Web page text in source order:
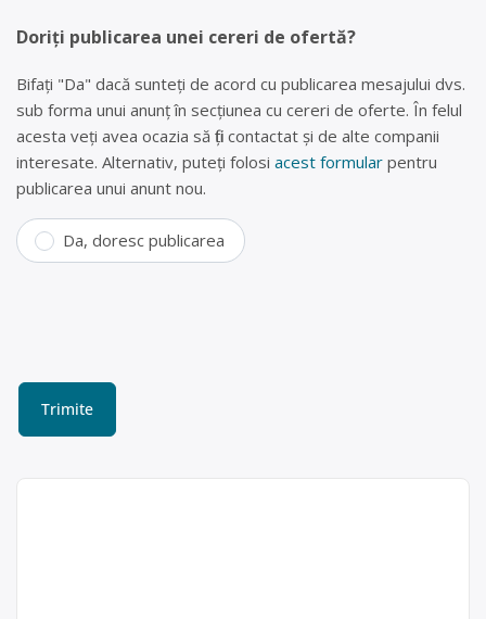
Doriți publicarea unei cereri de ofertă?
Bifați "Da" dacă sunteți de acord cu publicarea mesajului dvs.
sub forma unui anunț în secțiunea cu cereri de oferte. În felul
acesta veți avea ocazia să fiți contactat și de alte companii
interesate. Alternativ, puteți folosi acest formular pentru
publicarea unui anunt nou.
Da, doresc publicarea